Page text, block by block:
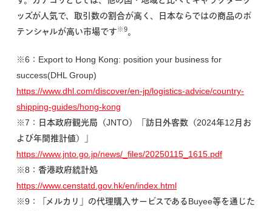
ッズが人気で、取引数の割合が高く、日本ならではの商品のポ
テンシャルが高い市場です※9。
※6：Export to Hong Kong: position your business for
success(DHL Group)
https://www.dhl.com/discover/en-jp/logistics-advice/country-
shipping-guides/hong-kong
※7：日本政府観光局（JNTO）「訪日外客数（2024年12月お
よび年間推計値）」
https://www.jnto.go.jp/news/_files/20250115_1615.pdf
※8：香港政府統計処
https://www.censtatd.gov.hk/en/index.html
※9：「メルカリ」の代理購入サービスであるBuyee等を通じた